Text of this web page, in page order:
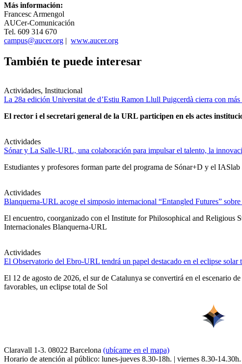
Más información:
Francesc Armengol
AUCer-Comunicación
Tel. 609 314 670
campus@aucer.org | www.aucer.org
También te puede interesar
Actividades, Institucional
La 28a edición Universitat de d’Estiu Ramon Llull Puigcerdà cierra con
El rector i el secretari general de la URL participen en els actes
Actividades
Sónar y La Salle-URL, una colaboración para impulsar el talento, la
Estudiantes y profesores forman parte del programa de Sónar+D y el
Actividades
Blanquerna-URL acoge el simposio internacional “Entangled Futures”
El encuentro, coorganizado con el Institute for Philosophical and Religious
Internacionales Blanquerna-URL
Actividades
El Observatorio del Ebro-URL tendrá un papel destacado en el eclipse solar
El 12 de agosto de 2026, el sur de Catalunya se convertirá en el escenario
favorables, un eclipse total de Sol
Claravall 1-3. 08022 Barcelona (ubícame en el mapa)
Horario de atención al público: lunes-jueves 8.30-18h. | viernes 8.30-14.30h.